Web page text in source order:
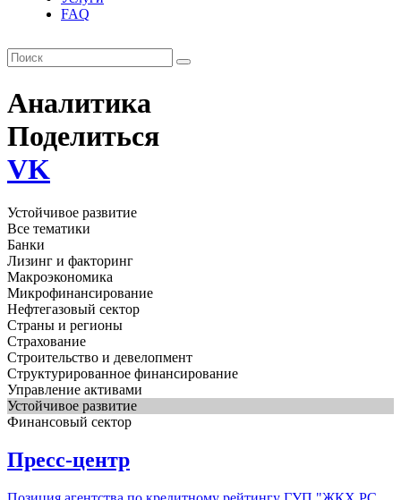
FAQ
Аналитика
Поделиться
VK
Устойчивое развитие
Все тематики
Банки
Лизинг и факторинг
Макроэкономика
Микрофинансирование
Нефтегазовый сектор
Страны и регионы
Страхование
Строительство и девелопмент
Структурированное финансирование
Управление активами
Устойчивое развитие
Финансовый сектор
Пресс-центр